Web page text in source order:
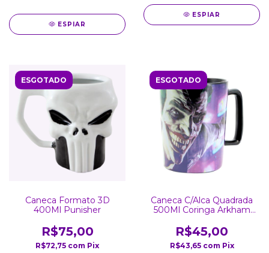
ESPIAR
ESPIAR
ESGOTADO
Caneca Formato 3D
400Ml Punisher
R$75,00
R$72,75 com Pix
ESGOTADO
Caneca C/Alca Quadrada
500Ml Coringa Arkham
R$45,00
R$43,65 com Pix